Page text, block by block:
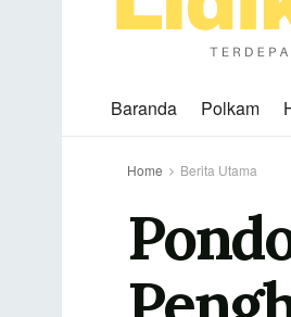
Baranda Polkam
Home Berita Utama